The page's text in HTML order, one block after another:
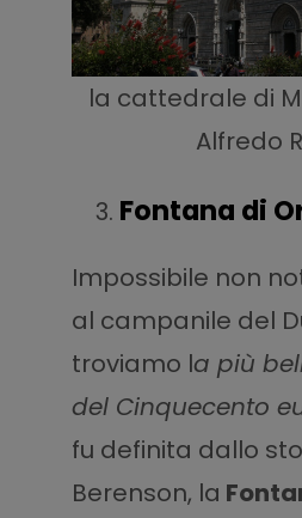
la cattedrale di
Alfredo
Fontana di
Impossibile non
al campanile del
troviamo la più
del Cinquecento
fu definita dallo
Berenson, la